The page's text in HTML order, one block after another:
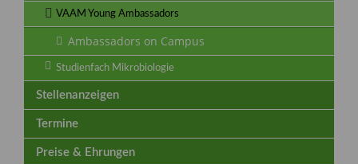
VAAM Young Ambassadors
Ambassadors on Campus
Studienfach Mikrobiologie
Stellenanzeigen
Termine
Preise & Ehrungen